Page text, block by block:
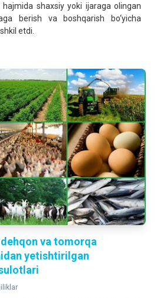
shaxsiy yoki ijaraga olingan
berish va boshqarish bo‘yicha
etdi.
va tomorqa
yetishtirilgan